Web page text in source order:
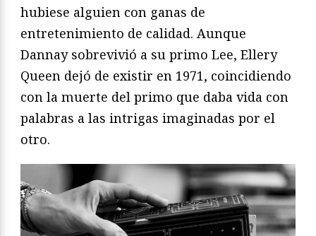
hubiese alguien con ganas de
entretenimiento de calidad. Aunque
Dannay sobrevivió a su primo Lee, Ellery
Queen dejó de existir en 1971, coincidiendo
con la muerte del primo que daba vida con
palabras a las intrigas imaginadas por el
otro.